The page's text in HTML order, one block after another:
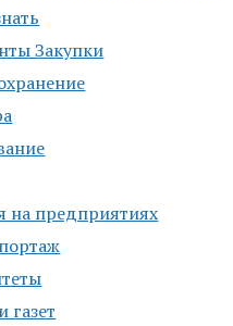
Закупки
на предприятиях
газет